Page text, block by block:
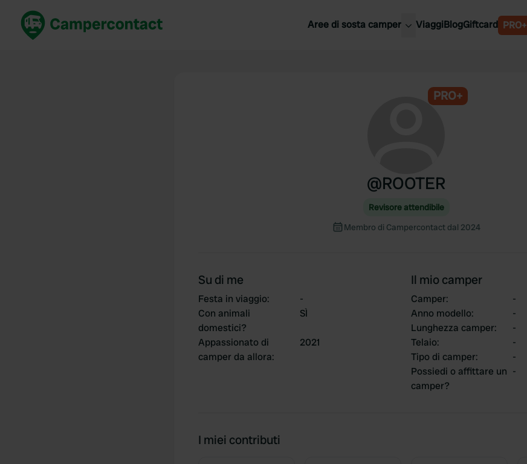
Aree di sosta camper ViaggiBlogGiftcard PRO+
PRO+
@ROOTER
Revisore attendibile
Membro di Campercontact dal 2024
Su di me
Festa in viaggio:
-
Con animali
domestici?
SÌ
Appassionato di
camper da allora:
2021
Il mio camper
Camper:
-
Anno modello:
-
Lunghezza camper:
-
Telaio:
-
Tipo di camper:
-
Possiedi o affittare un
camper?
-
I miei contributi